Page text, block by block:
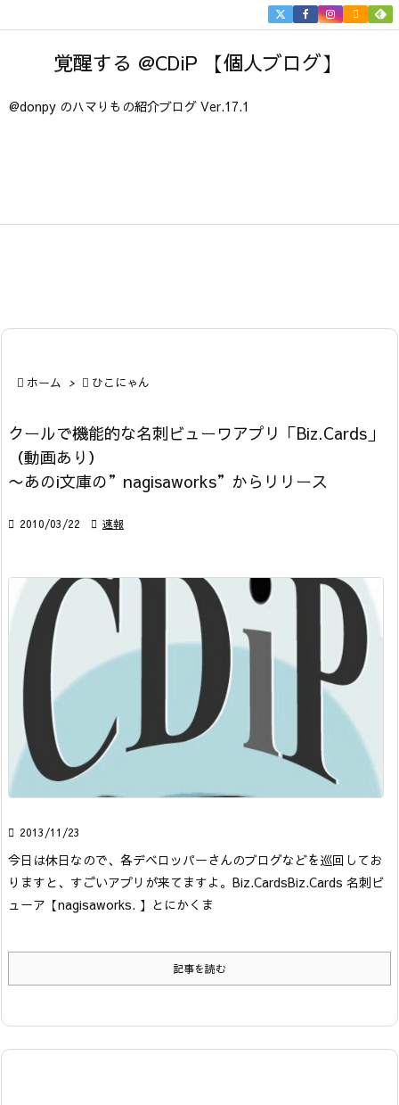
覚醒する @CDiP 【個人ブログ】
@donpy のハマりもの紹介ブログ Ver.17.1


 ホーム >  ひこにゃん
クールで機能的な名刺ビューワアプリ「Biz.Cards」
（動画あり）
〜あのi文庫の”nagisaworks”からリリース
 2010/03/22  速報
 2013/11/23
今日は休日なので、各デベロッパーさんのブログなどを巡回してお
りますと、すごいアプリが来てますよ。 Biz.CardsBiz.Cards 名刺ビ
ューア 【nagisaworks. 】 とにかくま
記事を読む